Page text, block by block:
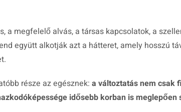
a megfelelő alvás, a társas kapcsolatok, a
együtt alkotják azt a hátteret, amely hosszú
része az egésznek: a változtatás nem csak
idősebb korban is meglepően